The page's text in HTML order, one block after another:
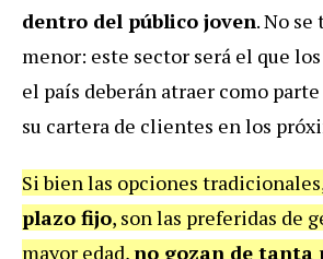
dentro del público joven. No
menor: este sector será el que
el país deberán atraer como
su cartera de clientes en los
Si bien las opciones
plazo fijo, son las preferidas de
mayor edad,no gozan de tanta